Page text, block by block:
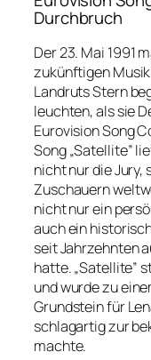
Durchbruch
Der 23. Mai 1991
zukünftigen
Landruts Stern
leuchten, als sie
Eurovision Song
Song „Satellite”
nicht nur die Jury,
Zuschauern
nicht nur ein
auch ein
seit Jahrzehnten
hatte. „Satellite”
und wurde zu
Grundstein für
schlagartig zur
machte.